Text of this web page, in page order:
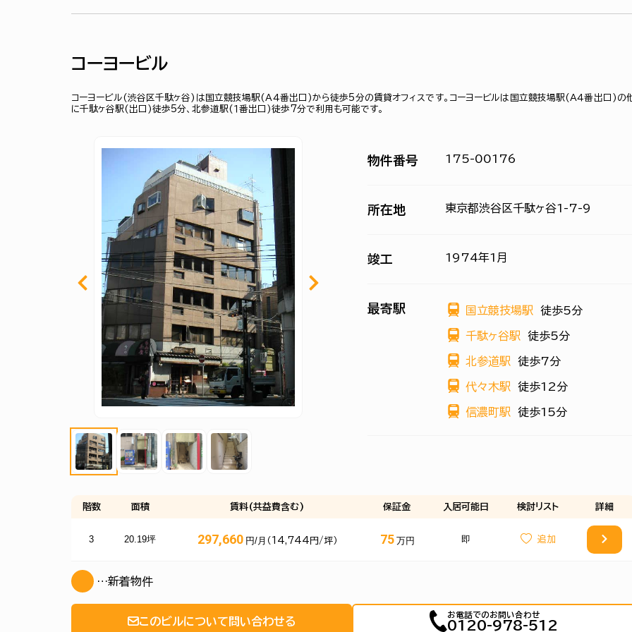
コーヨービル
コーヨービル(渋谷区千駄ヶ谷)は国立競技場駅(Ａ４番出口)から徒歩5分の賃貸オフィスです。コーヨービルは国立競技場駅(Ａ４番出口)の
に千駄ヶ谷駅(出口)徒歩5分、北参道駅(１番出口)徒歩7分で利用も可能です。
物件番号 175-00176
所在地 東京都渋谷区千駄ヶ谷1-7-9
竣工 1974年1月
最寄駅 国立競技場駅 徒歩5分
千駄ヶ谷駅 徒歩5分
北参道駅 徒歩7分
代々木駅 徒歩12分
信濃町駅 徒歩15分
階数 面積 賃料(共益費含む) 保証金 入居可能日 検討リスト 詳細
3 20.19坪 297,660 円/月 （14,744円/坪） 75 万円 即
…新着物件
このビルについて問い合わせる
お電話でのお問い合わせ
0120-978-512